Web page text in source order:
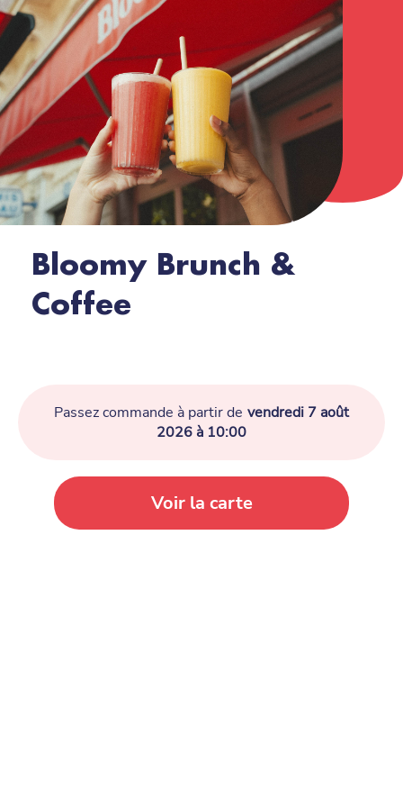
Bloomy Brunch &
Coffee
Passez commande à partir de vendredi 7 août
2026 à 10:00
Voir la carte